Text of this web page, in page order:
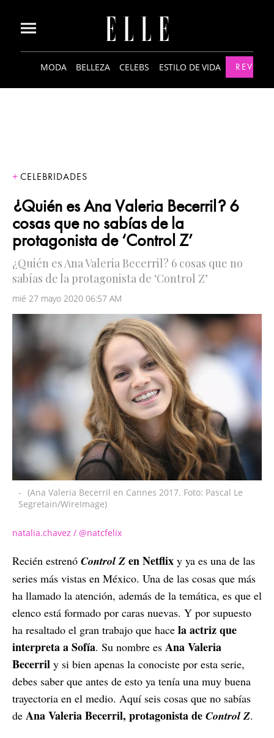
MODA BELLEZA CELEBS ESTILO DE VIDA
CELEBRIDADES
¿Quién es Ana Valeria Becerril? 6
cosas que no sabías de la
protagonista de ‘Control Z’
¿Quién es Ana Valeria Becerril? 6 cosas que no
sabías de la protagonista de ‘Control Z’
mié 27 mayo 2020 06:57 AM
- (Ana Valeria Becerril en Cannes 2017. Foto: Pascal Le
Segretain/WireImage)
natalia.chavez / @natcfelix
Recién estrenó Control Z en Netflix y ya es una de las
series más vistas en México. Una de las cosas que más
ha llamado la atención, además de la temática, es que el
elenco está formado por caras nuevas. Y por supuesto
ha resaltado el gran trabajo que hace la actriz que
interpreta a Sofía. Su nombre es Ana Valeria
Becerril y si bien apenas la conociste por esta serie,
debes saber que antes de esto ya tenía una muy buena
trayectoria en el medio. Aquí seis cosas que no sabías
de Ana Valeria Becerril, protagonista de Control Z.